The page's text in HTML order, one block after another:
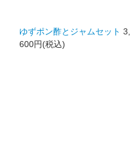
ゆずポン酢とジャムセット 3,
600円(税込)